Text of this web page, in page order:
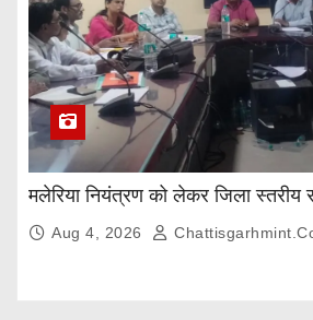
मलेरिया नियंत्रण को लेकर जिला स्तरीय
Aug 4, 2026